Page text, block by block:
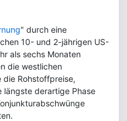
" durch eine
10- und 2-jährigen US-
als sechs Monaten
die westlichen
Rohstoffpreise,
längste derartige Phase